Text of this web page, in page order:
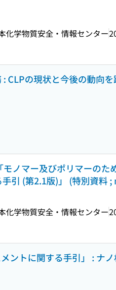
化学物質安全・情報センター
CLPの現状と今後の動向を
ノマー及びポリマーのた
引 (第2.1版)」 (特別資料 ;
化学物質安全・情報センター
ントに関する手引」 : ナ